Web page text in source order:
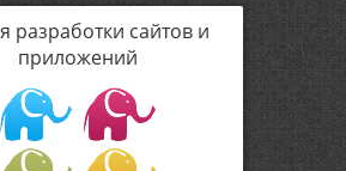
разработки сайтов и
приложений